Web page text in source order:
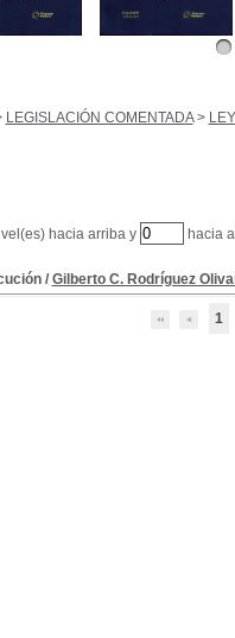
LEGISLACIÓN COMENTADA>
hacia arriba y hacia
/ Gilberto C. Rodríguez
1